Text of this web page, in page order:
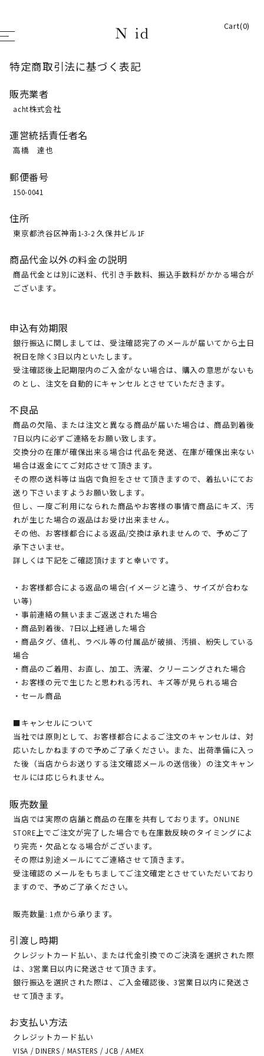
Cart(0)
特定商取引法に基づく表記
販売業者
acht株式会社
運営統括責任者名
高橋 達也
郵便番号
150-0041
住所
東京都渋谷区神南1-3-2 久保井ビル1F
商品代金以外の料金の説明
商品代金とは別に送料、代引き手数料、振込手数料がかかる場合が
ございます。
申込有効期限
銀行振込に関しましては、受注確認完了のメールが届いてから土日
祝日を除く3日以内といたします。
受注確認後上記期限内のご入金がない場合は、購入の意思がないも
のとし、注文を自動的にキャンセルとさせていただきます。
不良品
商品の欠陥、または注文と異なる商品が届いた場合は、商品到着後
7日以内に必ずご連絡をお願い致します。
交換分の在庫が確保出来る場合は代品を発送、在庫が確保出来ない
場合は返金にてご対応させて頂きます。
その際の送料等は当店で負担をさせて頂きますので、着払いにてお
送り下さいますようお願い致します。
但し、一度ご利用になられた商品やお客様の事情で商品にキズ、汚
れが生じた場合の返品はお受け出来ません。
その他、お客様都合による返品/交換は承れませんので、予めご了
承下さいませ。
詳しくは下記をご確認頂けますと幸いです。
・お客様都合による返品の場合(イメージと違う、サイズが合わな
い等)
・事前連絡の無いままご返送された場合
・商品到着後、7日以上経過した場合
・商品タグ、値札、ラベル等の付属品が破損、汚損、紛失している
場合
・商品のご着用、お直し、加工、洗濯、クリーニングされた場合
・お客様の元で生じたと思われる汚れ、キズ等が見られる場合
・セール商品
■キャンセルについて
当社では原則として、お客様都合によるご注文のキャンセルは、対
応いたしかねますので予めご了承ください。また、出荷準備に入っ
た後（当店からお送りする注文確認メールの送信後）の注文キャン
セルには応じられません。
販売数量
当店では実際の店舗と商品の在庫を共有しております。ONLINE
STORE上でご注文が完了した場合でも在庫数反映のタイミングによ
り完売・欠品となる場合がございます。
その際は別途メールにてご連絡させて頂きます。
受注確認のメールをもちましてご注文確定とさせていただいており
ますので、予めご了承ください。
販売数量: 1点から承ります。
引渡し時期
クレジットカード払い、または代金引換でのご決済を選択された際
は、3営業日以内に発送させて頂きます。
銀行振込を選択された際は、ご入金確認後、3営業日以内に発送さ
せて頂きます。
お支払い方法
クレジットカード払い
VISA / DINERS / MASTERS / JCB / AMEX